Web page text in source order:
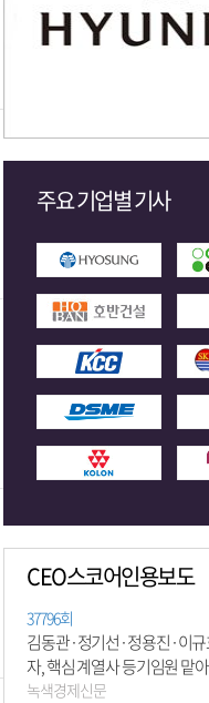
주요 기업별 기사
CEO스코어인용보도
37796회
김동관·정기선·정용진·이규
자, 핵심 계열사 등기임원 맡
녹색경제신문